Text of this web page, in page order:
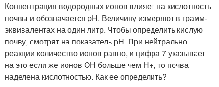
Концентрация водородных ионов влияет на кислотность
почвы и обозначается pH. Величину измеряют в грамм-
эквивалентах на один литр. Чтобы определить кислую
почву, смотрят на показатель pH. При нейтрально
реакции количество ионов равно, и цифра 7 указывает
на это если же ионов ОН больше чем Н+, то почва
наделена кислотностью. Как ее определить?